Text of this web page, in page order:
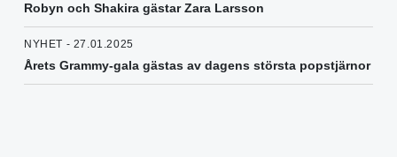
Robyn och Shakira gästar Zara Larsson
NYHET - 27.01.2025
Årets Grammy-gala gästas av dagens största popstjärnor